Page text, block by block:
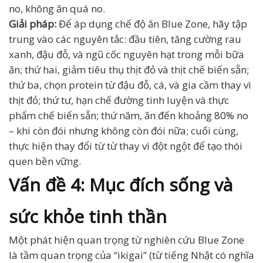
no, không ăn quá no.
Giải pháp:Để áp dụng chế độ ăn Blue Zone, hãy tập
trung vào các nguyên tắc: đầu tiên, tăng cường rau
xanh, đậu đỗ, và ngũ cốc nguyên hạt trong mỗi bữa
ăn; thứ hai, giảm tiêu thụ thịt đỏ và thịt chế biến sẵn;
thứ ba, chọn protein từ đậu đỗ, cá, và gia cầm thay vì
thịt đỏ; thứ tư, hạn chế đường tinh luyện và thực
phẩm chế biến sẵn; thứ năm, ăn đến khoảng 80% no
– khi còn đói nhưng không còn đói nữa; cuối cùng,
thực hiện thay đổi từ từ thay vì đột ngột để tạo thói
quen bền vững.
Vấn đề 4: Mục đích sống và
sức khỏe tinh thần
Một phát hiện quan trọng từ nghiên cứu Blue Zone
là tầm quan trọng của “ikigai” (từ tiếng Nhật có nghĩa